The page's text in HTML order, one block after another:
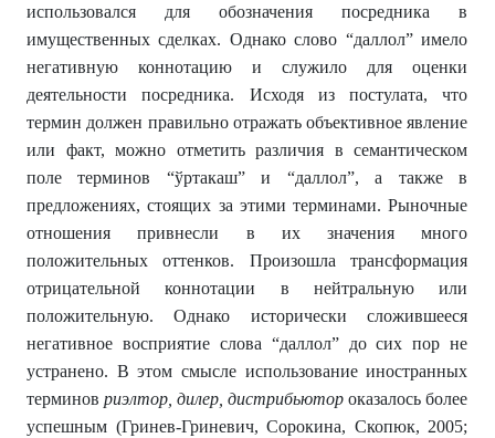
использовался для обозначения посредника в
имущественных сделках. Однако слово “даллол” имело
негативную коннотацию и служило для оценки
деятельности посредника. Исходя из постулата, что
термин должен правильно отражать объективное явление
или факт, можно отметить различия в семантическом
поле терминов “ўртакаш” и “даллол”, а также в
предложениях, стоящих за этими терминами. Рыночные
отношения привнесли в их значения много
положительных оттенков. Произошла трансформация
отрицательной коннотации в нейтральную или
положительную. Однако исторически сложившееся
негативное восприятие слова “даллол” до сих пор не
устранено. В этом смысле использование иностранных
терминовриэлтор, дилер, дистрибьютор оказалось более
успешным (Гринев-Гриневич, Сорокина, Скопюк, 2005;